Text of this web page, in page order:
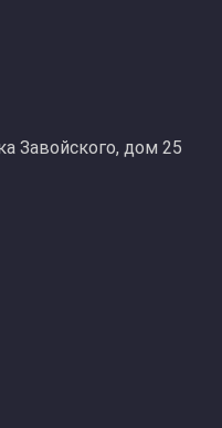
Завойского, дом 25